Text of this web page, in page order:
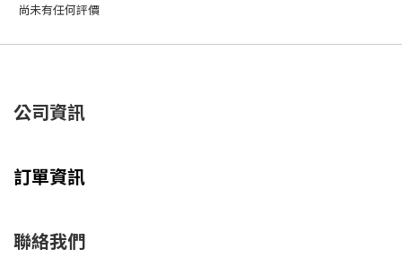
尚未有任何評價
公司資訊
訂單資訊
聯絡我們